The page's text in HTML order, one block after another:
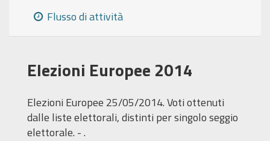
Flusso di attività
Elezioni Europee 2014
Elezioni Europee 25/05/2014. Voti ottenuti
dalle liste elettorali, distinti per singolo seggio
elettorale. - .